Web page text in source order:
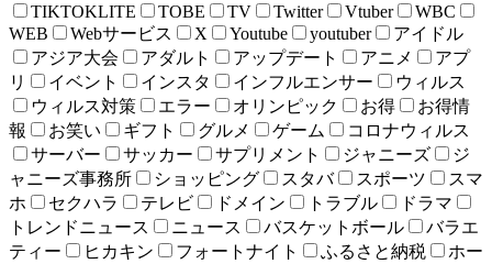
TIKTOKLITE
TOBE TV Twitter Vtuber
WBC
WEB
Webサービス X Youtube youtuber
アイドル
アジア大会
アダルト アップデート アニメ
アプ
リ
イベント インスタ インフルエンサー
ウィルス
ウィルス対策
エラー オリンピック お得
お得情
報
お笑い ギフト グルメ ゲーム
コロナウィルス
サーバー
サッカー サプリメント ジャニーズ
ジ
ャニーズ事務所
ショッピング スタバ スポーツ
スマ
ホ
セクハラ テレビ ドメイン トラブル
ドラマ
トレンドニュース
ニュース バスケットボール
バラエ
ティー
ヒカキン フォートナイト ふるさと納税
ホー